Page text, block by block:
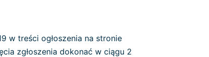
w treści ogłoszenia na stronie
zgłoszenia dokonać w ciągu 2